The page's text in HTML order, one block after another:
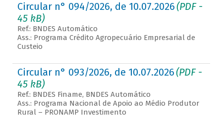
Circular n° 094/2026, de 10.07.2026(PDF -
45 kB)
Ref.: BNDES Automático
Ass.: Programa Crédito Agropecuário Empresarial de
Custeio
Circular n° 093/2026, de 10.07.2026(PDF -
45 kB)
Ref.: BNDES Finame, BNDES Automático
Ass.: Programa Nacional de Apoio ao Médio Produtor
Rural – PRONAMP Investimento